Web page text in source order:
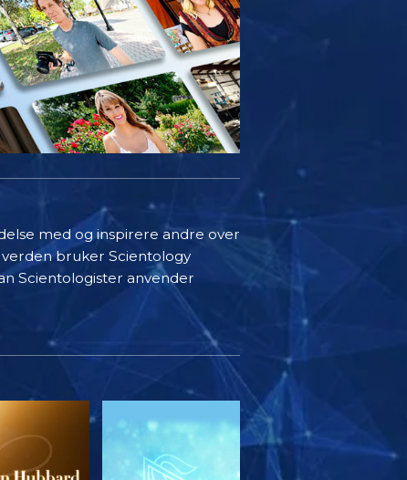
med og inspirere andre over
bruker Scientology
Scientologister anvender